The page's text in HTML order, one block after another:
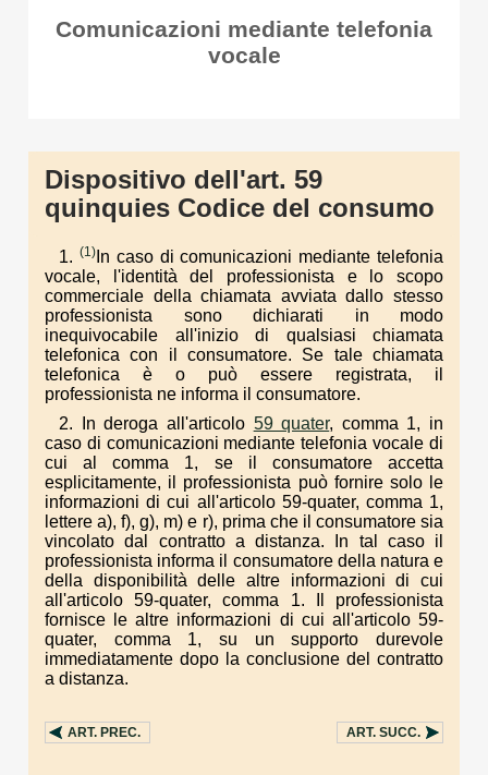
Comunicazioni mediante telefonia
vocale
Dispositivo dell'art. 59
quinquies Codice del consumo
1.(1) In caso di comunicazioni mediante telefonia
vocale, l'identità del professionista e lo scopo
commerciale della chiamata avviata dallo stesso
professionista sono dichiarati in modo
inequivocabile all'inizio di qualsiasi chiamata
telefonica con il consumatore. Se tale chiamata
telefonica è o può essere registrata, il
professionista ne informa il consumatore.
2. In deroga all'articolo 59 quater, comma 1, in
caso di comunicazioni mediante telefonia vocale di
cui al comma 1, se il consumatore accetta
esplicitamente, il professionista può fornire solo le
informazioni di cui all'articolo 59-quater, comma 1,
lettere a), f), g), m) e r), prima che il consumatore sia
vincolato dal contratto a distanza. In tal caso il
professionista informa il consumatore della natura e
della disponibilità delle altre informazioni di cui
all'articolo 59-quater, comma 1. Il professionista
fornisce le altre informazioni di cui all'articolo 59-
quater, comma 1, su un supporto durevole
immediatamente dopo la conclusione del contratto
a distanza.
ART. PREC. ART. SUCC.